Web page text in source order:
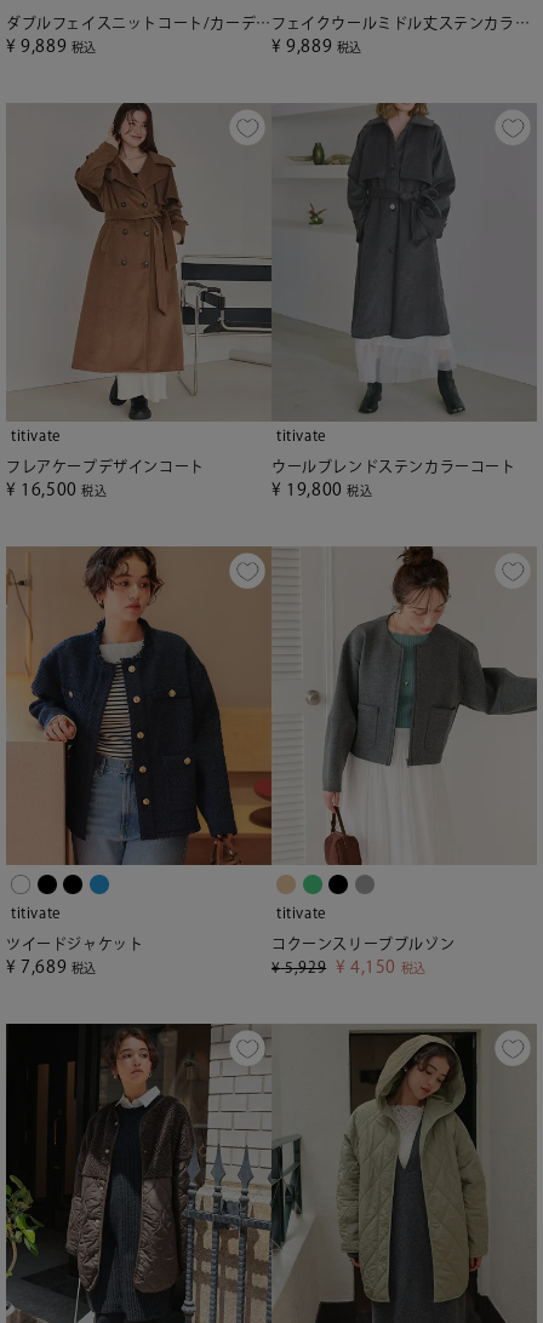
ダブルフェイスニットコート/カーディガン
¥ 9,889 税込
フェイクウールミドル丈ステンカラージャケット
¥ 9,889 税込
titivate
フレアケープデザインコート
¥ 16,500 税込
titivate
ウールブレンドステンカラーコート
¥ 19,800 税込
titivate
ツイードジャケット
¥ 7,689 税込
titivate
コクーンスリーブブルゾン
¥ 5,929 ¥ 4,150 税込